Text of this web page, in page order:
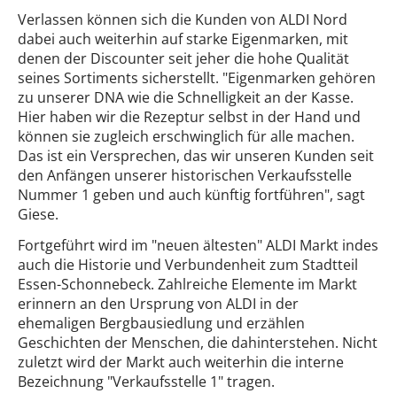
Verlassen können sich die Kunden von ALDI Nord
dabei auch weiterhin auf starke Eigenmarken, mit
denen der Discounter seit jeher die hohe Qualität
seines Sortiments sicherstellt. "Eigenmarken gehören
zu unserer DNA wie die Schnelligkeit an der Kasse.
Hier haben wir die Rezeptur selbst in der Hand und
können sie zugleich erschwinglich für alle machen.
Das ist ein Versprechen, das wir unseren Kunden seit
den Anfängen unserer historischen Verkaufsstelle
Nummer 1 geben und auch künftig fortführen", sagt
Giese.
Fortgeführt wird im "neuen ältesten" ALDI Markt indes
auch die Historie und Verbundenheit zum Stadtteil
Essen-Schonnebeck. Zahlreiche Elemente im Markt
erinnern an den Ursprung von ALDI in der
ehemaligen Bergbausiedlung und erzählen
Geschichten der Menschen, die dahinterstehen. Nicht
zuletzt wird der Markt auch weiterhin die interne
Bezeichnung "Verkaufsstelle 1" tragen.